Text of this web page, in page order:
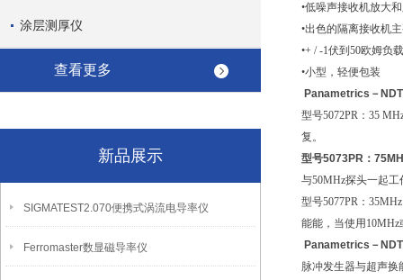
涂层测厚仪
查看更多
新品展示
SIGMATEST2.070便携式涡流电导率仪
Ferromaster数显磁导率仪
•低噪声接收机放大
•出色的隔离接收机
•+ / -1伏到50欧姆负
•小型，轻便包装
Panametrics－
型号5072PR：35
复。
型号5073PR：
与50MHz探头一起工
型号5077PR：
能能，当使用
Panametrics－
脉冲发生器与超声